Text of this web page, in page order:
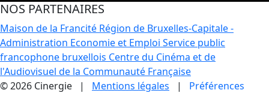
NOS PARTENAIRES
Maison de la Francité Région de Bruxelles-Capitale -
Administration Economie et Emploi Service public
francophone bruxellois Centre du Cinéma et de
l'Audiovisuel de la Communauté Française
© 2026 Cinergie | Mentions légales | Préférences